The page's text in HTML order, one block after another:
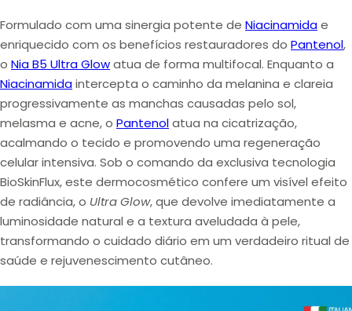
Formulado com uma sinergia potente de Niacinamidae
enriquecido com os benefícios restauradores do Pantenol,
o Nia B5 Ultra Glowatua de forma multifocal. Enquanto a
Niacinamidaintercepta o caminho da melanina e clareia
progressivamente as manchas causadas pelo sol,
melasma e acne, o Pantenolatua na cicatrização,
acalmando o tecido e promovendo uma regeneração
celular intensiva. Sob o comando da exclusiva tecnologia
BioSkinFlux, este dermocosmético confere um visível efeito
de radiância, o Ultra Glow, que devolve imediatamente a
luminosidade natural e a textura aveludada à pele,
transformando o cuidado diário em um verdadeiro ritual de
saúde e rejuvenescimento cutâneo.